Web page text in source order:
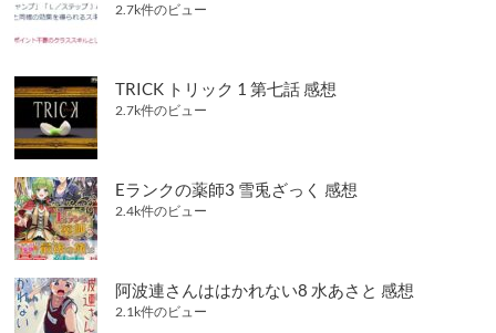
2.7k件のビュー
TRICK トリック 1 第七話 感想
2.7k件のビュー
Eランクの薬師3 雪兎ざっく 感想
2.4k件のビュー
阿波連さんははかれない8 水あさと 感想
2.1k件のビュー